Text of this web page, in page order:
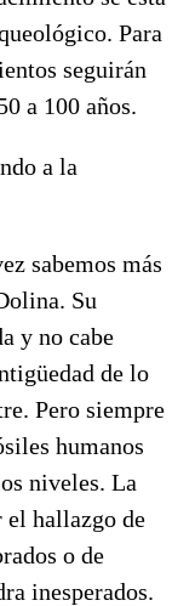
Para
seguirán
a 100 años.
a la
sabemos más
Su
y no cabe
de lo
Pero siempre
humanos
niveles. La
el hallazgo de
o de
inesperados.